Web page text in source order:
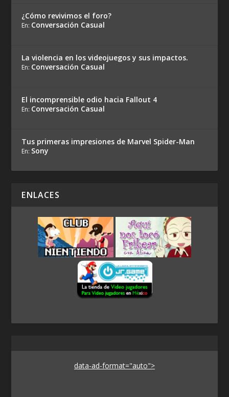
¿Cómo revivimos el foro?
En: Conversación Casual
La violencia en los videojuegos y sus impactos.
En: Conversación Casual
El incomprensible odio hacia Fallout 4
En: Conversación Casual
Tus primeras impresiones de Marvel Spider-Man
En: Sony
ENLACES
data-ad-format="auto">